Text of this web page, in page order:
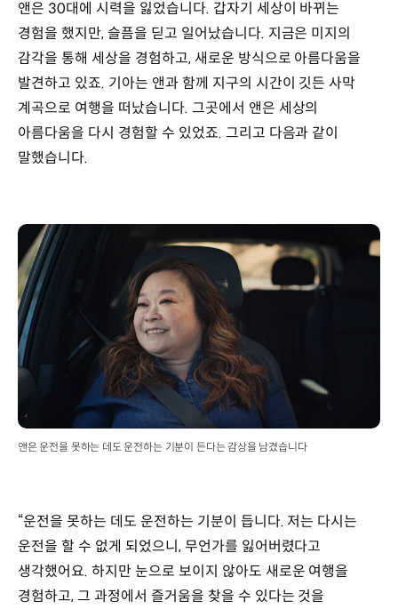
앤은 30대에 시력을 잃었습니다. 갑자기 세상이 바뀌는
경험을 했지만, 슬픔을 딛고 일어났습니다. 지금은 미지의
감각을 통해 세상을 경험하고, 새로운 방식으로 아름다움을
발견하고 있죠. 기아는 앤과 함께 지구의 시간이 깃든 사막
계곡으로 여행을 떠났습니다. 그곳에서 앤은 세상의
아름다움을 다시 경험할 수 있었죠. 그리고 다음과 같이
말했습니다.
앤은 운전을 못하는 데도 운전하는 기분이 든다는 감상을 남겼습니다
“운전을 못하는 데도 운전하는 기분이 듭니다. 저는 다시는
운전을 할 수 없게 되었으니, 무언가를 잃어버렸다고
생각했어요. 하지만 눈으로 보이지 않아도 새로운 여행을
경험하고, 그 과정에서 즐거움을 찾을 수 있다는 것을